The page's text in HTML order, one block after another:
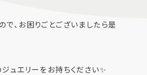
、お困りごとございましたら是
ュエリーをお持ちください✨